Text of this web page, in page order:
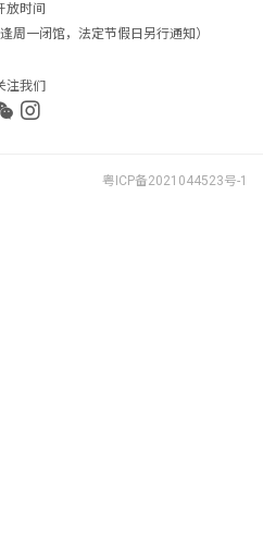
放时间
周一闭馆，法定节假日另行通知）
注我们
粤ICP备2021044523号-1